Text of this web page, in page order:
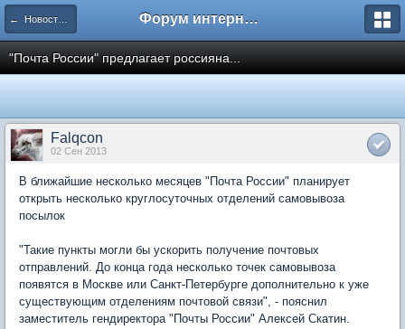
← Новости Почты России Форум интернет покупателей
"Почта России" предлагает россияна...
Falqcon
02 Сен 2013
В ближайшие несколько месяцев "Почта России" планирует
открыть несколько круглосуточных отделений самовывоза
посылок
"Такие пункты могли бы ускорить получение почтовых
отправлений. До конца года несколько точек самовывоза
появятся в Москве или Санкт-Петербурге дополнительно к уже
существующим отделениям почтовой связи", - пояснил
заместитель гендиректора "Почты России" Алексей Скатин.